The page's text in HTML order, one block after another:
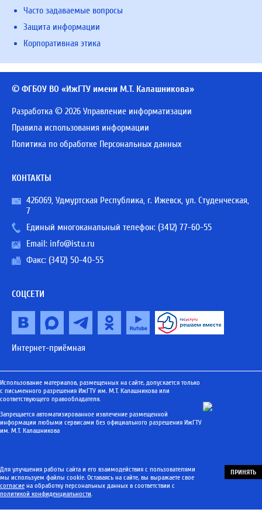
Часто задаваемые вопросы
Защита информации
Корпоративная этика
© ФГБОУ ВО «ИжГТУ имени М.Т. Калашникова»
Разработка © 2026 Управление информатизации
Правила использования информации
Политика по обработке Персональных данных
КОНТАКТЫ
426069, Удмуртская Республика, г. Ижевск, ул. Студенческая,
7
Единый многоканальный телефон: (3412) 77-60-55
Email: info@istu.ru
Факс: (3412) 50-40-55
СОЦСЕТИ
Интернет-приёмная
Использование материалов, размещенных на сайте, допускается только
с письменного разрешения ИжГТУ им. М.Т. Калашникова или
соответствующего правообладателя.
Запрещается автоматизированное извлечение размещенной
информации любыми сервисами без официального разрешения ИжГТУ
им. М.Т. Калашникова
Для улучшения работы сайта и его взаимодействия с пользователями
мы используем файлы cookie. Оставаясь на сайте, вы выражаете свое
согласие на обработку персональных данных в соответствии с
политикой конфиденциальности.
ПРИНЯТЬ